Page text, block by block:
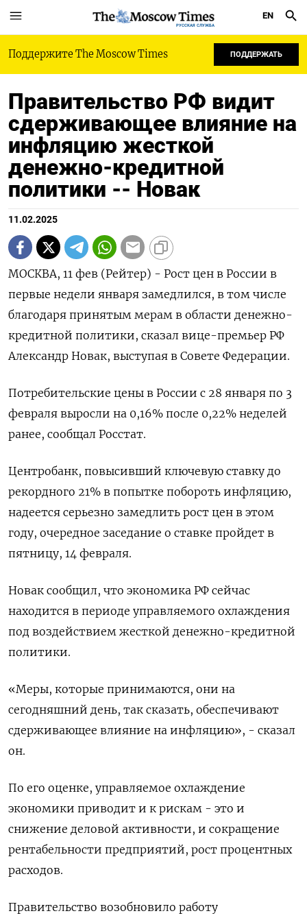
РУССКАЯ СЛУЖБА
EN
Поддержите The Moscow Times ПОДДЕРЖАТЬ
Правительство РФ видит
сдерживающее влияние на
инфляцию жесткой
денежно-кредитной
политики -- Новак
11.02.2025
МОСКВА, 11 фев (Рейтер) - Рост цен в России в
первые недели января замедлился, в том числе
благодаря принятым мерам в области денежно-
кредитной политики, сказал вице-премьер РФ
Александр Новак, выступая в Совете Федерации.
Потребительские цены в России с 28 января по 3
февраля выросли на 0,16% после 0,22% неделей
ранее, сообщал Росстат.
Центробанк, повысивший ключевую ставку до
рекордного 21% в попытке побороть инфляцию,
надеется серьезно замедлить рост цен в этом
году, очередное заседание о ставке пройдет в
пятницу, 14 февраля.
Новак сообщил, что экономика РФ сейчас
находится в периоде управляемого охлаждения
под воздействием жесткой денежно-кредитной
политики.
«Меры, которые принимаются, они на
сегодняшний день, так сказать, обеспечивают
сдерживающее влияние на инфляцию», - сказал
он.
По его оценке, управляемое охлаждение
экономики приводит и к рискам - это и
снижение деловой активности, и сокращение
рентабельности предприятий, рост процентных
расходов.
Правительство возобновило работу